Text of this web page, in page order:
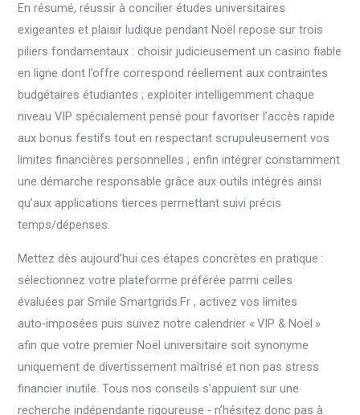
En résumé, réussir à concilier études universitaires
exigeantes et plaisir ludique pendant Noël repose sur trois
piliers fondamentaux : choisir judicieusement un casino fiable
en ligne dont l’offre correspond réellement aux contraintes
budgétaires étudiantes ; exploiter intelligemment chaque
niveau VIP spécialement pensé pour favoriser l’accès rapide
aux bonus festifs tout en respectant scrupuleusement vos
limites financières personnelles ; enfin intégrer constamment
une démarche responsable grâce aux outils intégrés ainsi
qu’aux applications tierces permettant suivi précis
temps/dépenses​.
Mettez dès aujourd’hui ces étapes concrètes en pratique :
sélectionnez votre plateforme préférée parmi celles
évaluées par Smile Smartgrids.Fr , activez vos limites
auto‑imposées puis suivez notre calendrier « VIP & Noël »
afin que votre premier Noël universitaire soit synonyme
uniquement de divertissement maîtrisé et non pas stress
financier inutile​. Tous nos conseils s’appuient sur une
recherche indépendante rigoureuse ‑ n’hésitez donc pas à